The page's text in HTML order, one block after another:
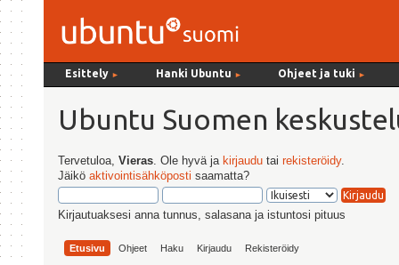
Esittely ► Hanki Ubuntu ► Ohjeet ja tuki ►
Ubuntu Suomen
Tervetuloa,Vieras . Ole hyvä ja kirjaudu tairekisteröidy.
Jäiköaktivointisähköposti saamatta?
Kirjautuaksesi anna tunnus, salasana ja istuntosi pituus
Etusivu Ohjeet Haku Kirjaudu Rekisteröidy